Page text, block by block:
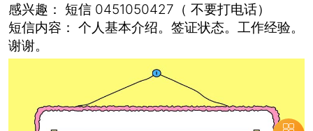
感兴趣： 短信 0451050427（ 不要打电话）
短信内容： 个人基本介绍。签证状态。工作经验。
谢谢。